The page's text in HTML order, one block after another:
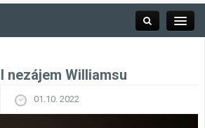
nezájem Williamsu
01.10. 2022